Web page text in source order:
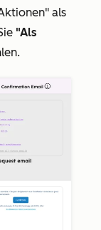
" als
"Als
.